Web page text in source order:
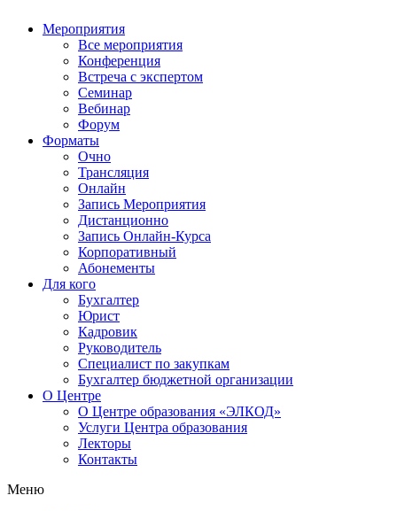
Мероприятия
Все мероприятия
Конференция
Встреча с экспертом
Семинар
Вебинар
Форум
Форматы
Очно
Трансляция
Онлайн
Запись Мероприятия
Дистанционно
Запись Онлайн-Курса
Корпоративный
Абонементы
Для кого
Бухгалтер
Юрист
Кадровик
Руководитель
Специалист по закупкам
Бухгалтер бюджетной организации
О Центре
О Центре образования «ЭЛКОД»
Услуги Центра образования
Лекторы
Контакты
Меню